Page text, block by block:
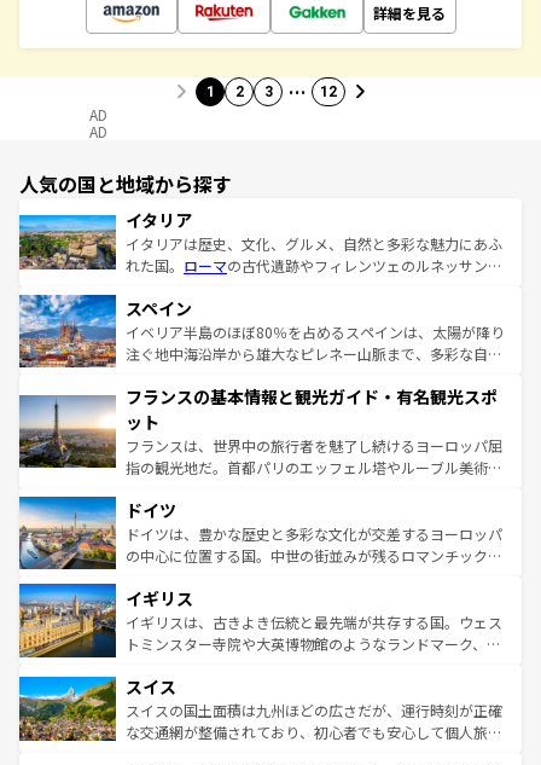
詳細を見る
1 2 3 … 12
AD
AD
人気の国と地域から探す
イタリア
イタリアは歴史、文化、グルメ、自然と多彩な魅力にあふ
れた国。 ローマの古代遺跡やフィレンツェのルネッサンス
ろん、トスカーナの美しい田園風景やアマルフィ海岸の絶
景など、自然景観も見逃せない。観光の合間には、本場の
ピザやパスタなど、絶品のイタリア料理を堪能することも
ませてくれるイタリアで、忘れられない旅をしてみよう！
なお、新着のイタリア情報は
しい。
スペイン
イベリア半島のほぼ80％を占めるスペインは、太陽が降り
注ぐ地中海沿岸から雄大なピレネー山脈まで、多彩な自然
文化が根付くこの国では、情熱的なフラメンコ、熱気あふ
れる闘牛、そして美味しいタパスが生活の一部となってい
る。首都マドリードの洗練された雰囲気や、バルセロナの
アートに溢れた街角から、地方では古代ローマ遺跡や中世
せる。地方によって風土や気候が異なるスペインはその個
性で訪れる人を魅了する。 なお、新着のスペイン情報は コ
ンテンツ一覧を参照してほしい。
フランスの基本情報と観光ガイド・有名観光スポ
ット
フランスは、世界中の旅行者を魅了し続けるヨーロッパ屈
指の観光地だ。首都パリのエッフェル塔やルーブル美術館
で、幅広い魅力が詰まっている。華麗な宮殿、歴史的な大
聖堂、美しいビーチ、そして豊かな自然が、訪れる者を心
から魅了する。また、フランスは美食の国としても知ら
いる。シャンパンの発祥地であるランス、プロヴァンスの
香り高いラベンダー畑など、多彩な楽しみ方が可能だ。さ
らに、パリ以外の地域にも魅力が溢れており、どの街角に
れる地方に足を運ぶとそれぞれで全く異なる文化を体験で
きるだろう。 なお、新着のフランス情報はコンテンツ一覧
を参照してほしい。
ドイツ
ドイツは、豊かな歴史と多彩な文化が交差するヨーロッパ
の中心に位置する国。中世の街並みが残るロマンチック街
顔を持つこの国は、どこを歩いても飽きることがない。ベ
ルリンの文化的活気、バイエルン州のアルプスの絶景、そ
してライン川沿いのワイン畑といった風景は必見。ビール
は、お酒好きな人にはぜひ体験してほしい。 なお、新着の
ドイツ情報はコンテンツ一覧を参照してほしい。
イギリス
イギリスは、古きよき伝統と最先端が共存する国。ウェス
トミンスター寺院や大英博物館のようなランドマーク、歴
リアごとに異なる魅力がある。また、優雅なアフタヌーン
ティー、ビール好きにはたまらない英国パブ、サッカー観
戦など、本場だからこそできる体験も豊富。イギリスを旅
スイス
スイスの国土面積は九州ほどの広さだが、運行時刻が正確
な交通網が整備されており、初心者でも安心して個人旅行